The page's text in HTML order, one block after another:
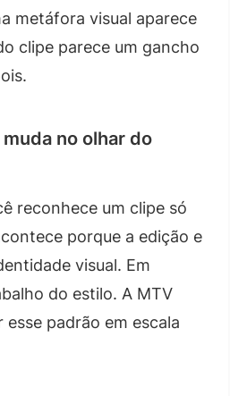
metáfora visual aparece
clipe parece um gancho
no olhar do
reconhece um clipe só
porque a edição e
visual. Em
do estilo. A MTV
esse padrão em escala